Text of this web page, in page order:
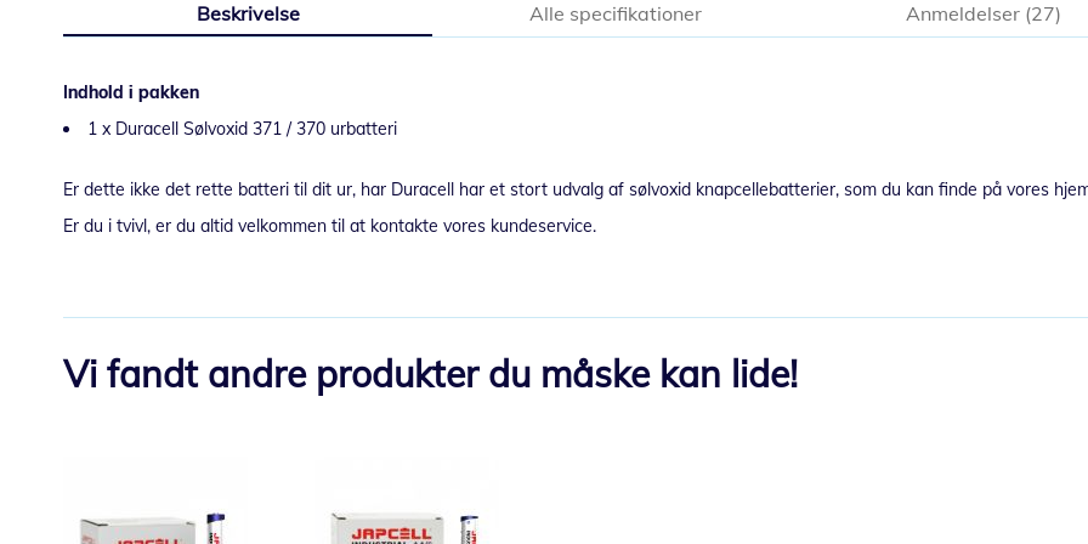
af
Beskrivelse
Indhold i pakken
1 x Duracell Sølvoxid 371 / 370 urbatteri
Er dette ikke det rette batteri til dit ur, har Duracell har et stort udvalg af sølvoxid knapcellebatterier, som du kan finde på vores
Er du i tvivl, er du altid velkommen til at kontakte vores kundeservice.
Alle specifikationer Anmeldelser 27
Vi fandt andre produkter du måske kan lide!